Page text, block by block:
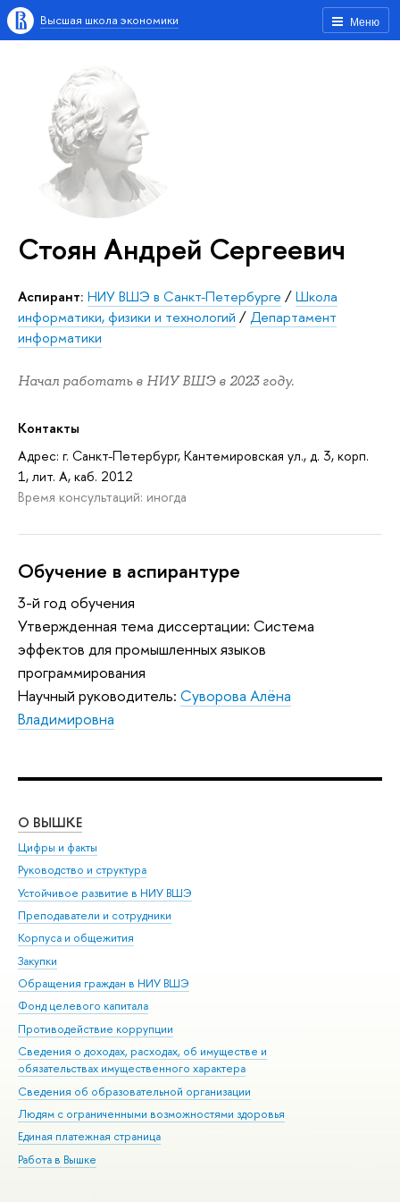
Меню
Высшая школа экономики
Стоян Андрей Сергеевич
Аспирант: НИУ ВШЭ в Санкт-Петербурге /Школа
информатики, физики и технологий /Департамент
информатики
Начал работать в НИУ ВШЭ в 2023 году.
Контакты
Адрес: г. Санкт-Петербург, Кантемировская ул., д. 3, корп.
1, лит. А, каб. 2012
Время консультаций: иногда
Обучение в аспирантуре
3-й год обучения
Утвержденная тема диссертации: Система
эффектов для промышленных языков
программирования
Научный руководитель: Суворова Алёна
Владимировна
О ВЫШКЕ
Цифры и факты
Руководство и структура
Устойчивое развитие в НИУ ВШЭ
Преподаватели и сотрудники
Корпуса и общежития
Закупки
Обращения граждан в НИУ ВШЭ
Фонд целевого капитала
Противодействие коррупции
Сведения о доходах, расходах, об имуществе и
обязательствах имущественного характера
Сведения об образовательной организации
Людям с ограниченными возможностями здоровья
Единая платежная страница
Работа в Вышке